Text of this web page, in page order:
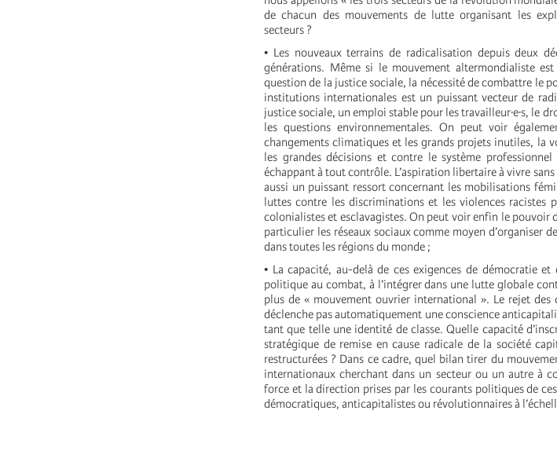
de chacun des mouvements de lutte organisant les
secteurs ?
• Les nouveaux terrains de radicalisation depuis deux
générations. Même si le mouvement altermondialiste
question de la justice sociale, la nécessité de combattre le
institutions internationales est un puissant vecteur de
justice sociale, un emploi stable pour les travailleur·e·s, le
les questions environnementales. On peut voir
changements climatiques et les grands projets inutiles, la
les grandes décisions et contre le système
échappant à tout contrôle. L’aspiration libertaire à vivre
aussi un puissant ressort concernant les mobilisations
luttes contre les discriminations et les violences racistes
colonialistes et esclavagistes. On peut voir enfin le pouvoir
particulier les réseaux sociaux comme moyen d’organiser
dans toutes les régions du monde ;
• La capacité, au-delà de ces exigences de démocratie
politique au combat, à l’intégrer dans une lutte globale
plus de « mouvement ouvrier international ». Le rejet des
déclenche pas automatiquement une conscience
tant que telle une identité de classe. Quelle capacité
stratégique de remise en cause radicale de la société
restructurées ? Dans ce cadre, quel bilan tirer du
internationaux cherchant dans un secteur ou un autre à
force et la direction prises par les courants politiques de
démocratiques, anticapitalistes ou révolutionnaires à